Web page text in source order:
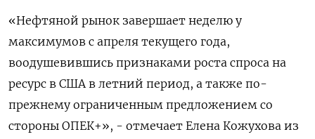
«Нефтяной рынок завершает неделю у
максимумов с апреля текущего года,
воодушевившись признаками роста спроса на
ресурс в США в летний период, а также по-
прежнему ограниченным предложением со
стороны ОПЕК+», - отмечает Елена Кожухова из